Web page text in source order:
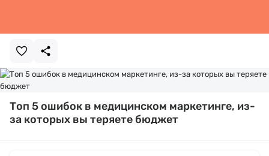
Топ 5 ошибок в медицинском маркетинге, из-
за которых вы теряете бюджет